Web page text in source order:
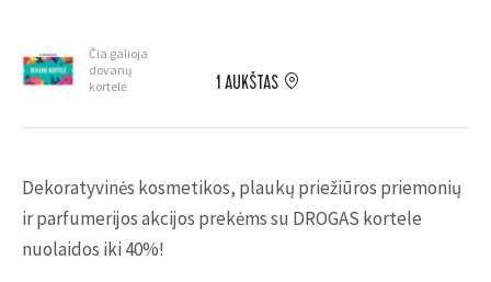
Čia galioja
dovanų
kortelė
1 AUKŠTAS
Dekoratyvinės kosmetikos, plaukų priežiūros priemonių
ir parfumerijos akcijos prekėms su DROGAS kortele
nuolaidos iki 40%!